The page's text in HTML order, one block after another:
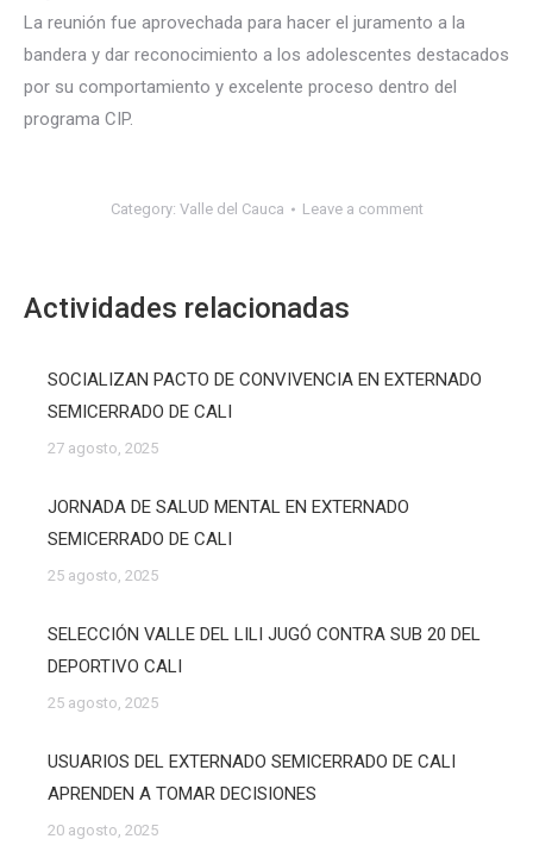
La reunión fue aprovechada para hacer el juramento a la
bandera y dar reconocimiento a los adolescentes destacados
por su comportamiento y excelente proceso dentro del
programa CIP.
Category: Valle del Cauca Leave a comment
Actividades relacionadas
SOCIALIZAN PACTO DE CONVIVENCIA EN EXTERNADO
SEMICERRADO DE CALI
27 agosto, 2025
JORNADA DE SALUD MENTAL EN EXTERNADO
SEMICERRADO DE CALI
25 agosto, 2025
SELECCIÓN VALLE DEL LILI JUGÓ CONTRA SUB 20 DEL
DEPORTIVO CALI
25 agosto, 2025
USUARIOS DEL EXTERNADO SEMICERRADO DE CALI
APRENDEN A TOMAR DECISIONES
20 agosto, 2025